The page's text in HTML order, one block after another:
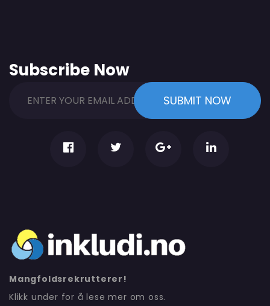
Subscribe Now
Mangfoldsrekrutterer!
Klikk under for å lese mer om oss.